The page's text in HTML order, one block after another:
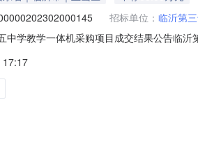
招标单位： 临沂第
中学教学一体机采购项目成交结果公告临
十五中学教学一体机采购项目供货期：自